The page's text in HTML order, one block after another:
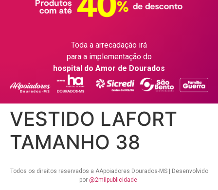
Toda a arrecadação irá
para a implementação do
hospital do Amor de Dourados
VESTIDO LAFORT
TAMANHO 38
Todos os direitos reservados a AApoiadores Dourados-MS | Desenvolvido
por @2milpublicidade